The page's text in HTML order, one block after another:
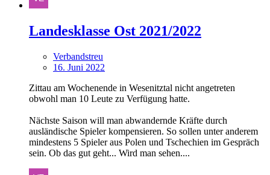
Landesklasse Ost 2021/2022
Verbandstreu
16. Juni 2022
Zittau am Wochenende in Wesenitztal nicht angetreten
obwohl man 10 Leute zu Verfügung hatte.
Nächste Saison will man abwandernde Kräfte durch
ausländische Spieler kompensieren. So sollen unter anderem
mindestens 5 Spieler aus Polen und Tschechien im Gespräch
sein. Ob das gut geht... Wird man sehen....